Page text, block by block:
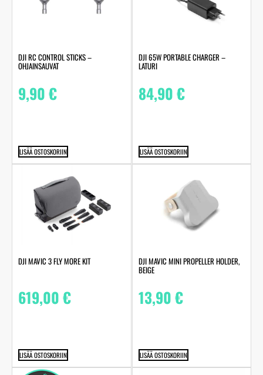
DJI RC CONTROL STICKS –
OHJAINSAUVAT
9,90€
LISÄÄ OSTOSKORIIN
DJI 65W PORTABLE CHARGER –
LATURI
84,90€
LISÄÄ OSTOSKORIIN
DJI MAVIC 3 FLY MORE KIT
619,00€
LISÄÄ OSTOSKORIIN
DJI MAVIC MINI PROPELLER HOLDER,
BEIGE
13,90€
LISÄÄ OSTOSKORIIN